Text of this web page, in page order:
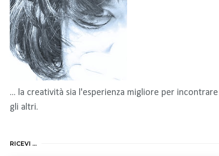
... la creatività sia l'esperienza migliore per incontrare
gli altri.
RICEVI ...